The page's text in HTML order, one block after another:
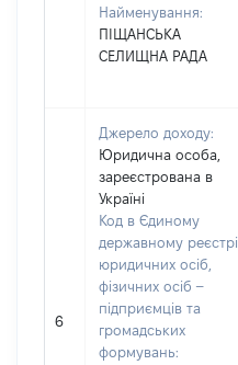
Найменування:
ПІЩАНСЬКА
СЕЛИЩНА РАДА
6
Джерело доходу:
Юридична особа,
зареєстрована в
Україні
Код в Єдиному
державному реєстрі
юридичних осіб,
фізичних осіб –
підприємців та
громадських
формувань: